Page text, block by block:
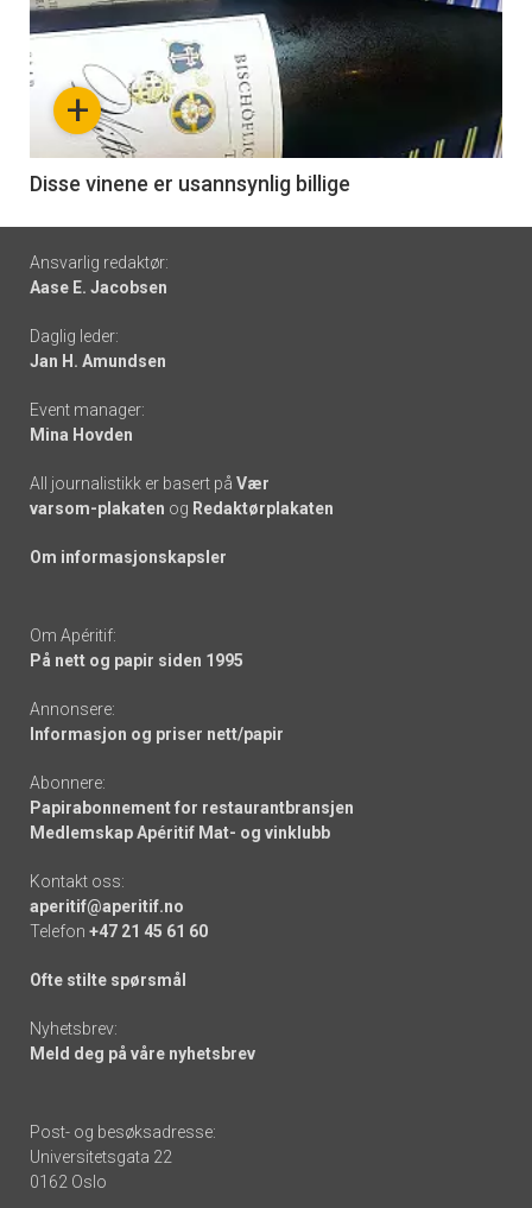
akkurat
nå
6
+
Disse vinene er usannsynlig billige
Footer
-
links
Ansvarlig redaktør:
Aase E. Jacobsen
Daglig leder:
Jan H. Amundsen
Event manager:
Mina Hovden
All journalistikk er basert på Vær
varsom-plakaten og Redaktørplakaten
Om informasjonskapsler
Om Apéritif:
På nett og papir siden 1995
Annonsere:
Informasjon og priser nett/papir
Abonnere:
Papirabonnement for restaurantbransjen
Medlemskap Apéritif Mat- og vinklubb
Kontakt oss:
aperitif@aperitif.no
Telefon +47 21 45 61 60
Ofte stilte spørsmål
Nyhetsbrev:
Meld deg på våre nyhetsbrev
Post- og besøksadresse:
Universitetsgata 22
0162 Oslo